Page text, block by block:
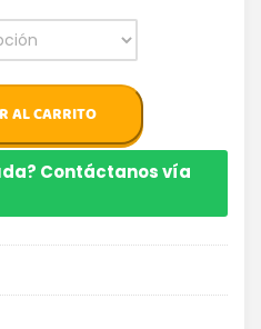
AL CARRITO
Contáctanos vía